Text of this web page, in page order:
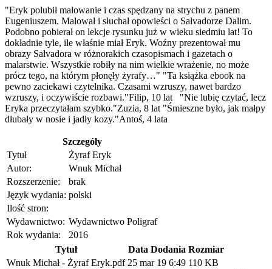
"Eryk polubił malowanie i czas spędzany na strychu z panem
Eugeniuszem. Malował i słuchał opowieści o Salvadorze Dalim.
Podobno pobierał on lekcje rysunku już w wieku siedmiu lat! To
dokładnie tyle, ile właśnie miał Eryk. Woźny prezentował mu
obrazy Salvadora w różnorakich czasopismach i gazetach o
malarstwie. Wszystkie robiły na nim wielkie wrażenie, no może
prócz tego, na którym płonęły żyrafy…" "Ta książka ebook na
pewno zaciekawi czytelnika. Czasami wzruszy, nawet bardzo
wzruszy, i oczywiście rozbawi."Filip, 10 lat "Nie lubię czytać, lecz
Eryka przeczytałam szybko."Zuzia, 8 lat "Śmieszne było, jak małpy
dłubały w nosie i jadły kozy."Antoś, 4 lata
Szczegóły
Tytuł
Żyraf Eryk
Autor:
Wnuk Michał
Rozszerzenie:
brak
Język wydania: polski
Ilość stron:
Wydawnictwo: Wydawnictwo Poligraf
Rok wydania:
2016
Tytuł
Data Dodania Rozmiar
Wnuk Michał - Żyraf Eryk.pdf 25 mar 19 6:49 110 KB